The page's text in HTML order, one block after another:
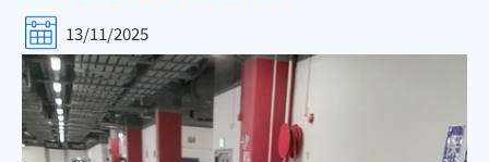
13/11/2025